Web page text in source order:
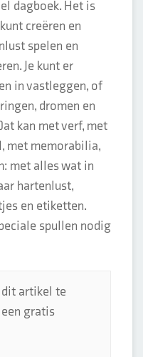
dagboek. Het is
creëren en
spelen en
Je kunt er
in vastleggen, of
dromen en
kan met verf, met
met memorabilia,
met alles wat in
hartenlust,
en etiketten.
spullen nodig
dit artikel te
een gratis